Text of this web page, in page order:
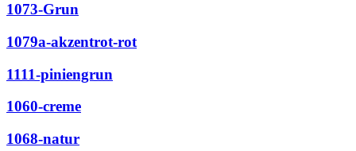
1073-Grun
1079a-akzentrot-rot
1111-piniengrun
1060-creme
1068-natur